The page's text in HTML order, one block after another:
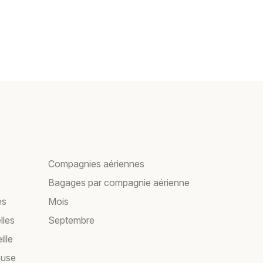
Compagnies aériennes
Bagages par compagnie aérienne
Mois
Septembre